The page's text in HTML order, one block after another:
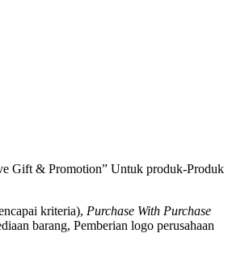
Gift & Promotion” Untuk produk-Produk
kriteria), Purchase With Purchase
barang, Pemberian logo perusahaan